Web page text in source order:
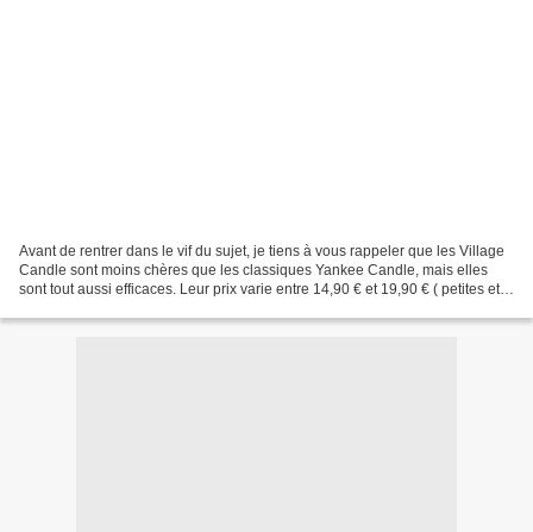
Avant de rentrer dans le vif du sujet, je tiens à vous rappeler que les Village
Candle sont moins chères que les classiques Yankee Candle, mais elles
sont tout aussi efficaces. Leur prix varie entre 14,90 € et 19,90 € ( petites et